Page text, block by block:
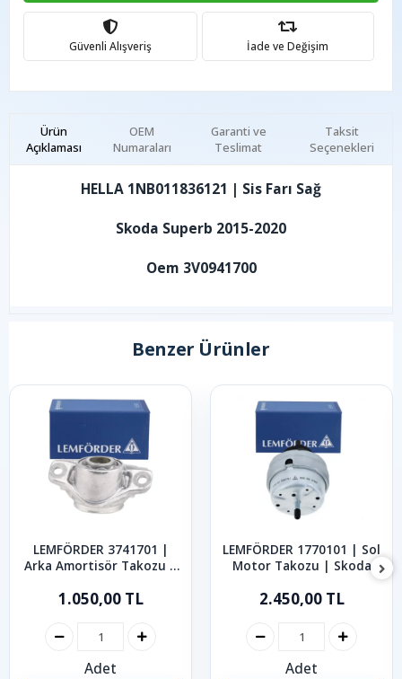
Güvenli Alışveriş İade ve Değişim
Ürün
Açıklaması
Garanti ve
Teslimat
Taksit
Seçenekleri
OEM
Numaraları
HELLA 1NB011836121 | Sis Farı Sağ
Skoda Superb 2015-2020
Oem 3V0941700
Benzer Ürünler
LEMFÖRDER 3741701 |
Arka Amortisör Takozu |
Karoq 2013-2024
1.050,00 TL
Adet
LEMFÖRDER 1770101 | Sol
Motor Takozu | Skoda
2001-2008
2.450,00 TL
Adet